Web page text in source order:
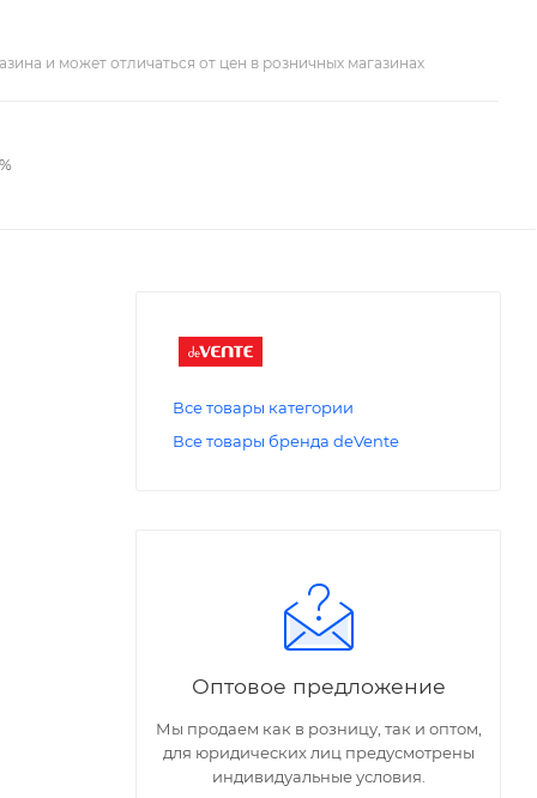
и может отличаться от цен в розничных магазинах
Все товары категории
Все товары бренда deVente
Оптовое предложение
Мы продаем как в розницу, так и оптом,
для юридических лиц предусмотрены
индивидуальные условия.